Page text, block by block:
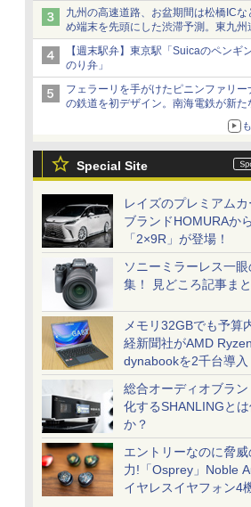
ザイン
九州の高速道路、お盆期間は松橋ICな
め端末を先頭にした渋滞予測。東九州
回は料金調整を実施
【週末駅弁】東京駅「Suicaのペンギ
のり弁」
フェラーリを手がけたピニンファリー
の鉄道を初デザイン。南海電鉄が新た
Special Site
レイズのプレミアムカ
ブランドHOMURAから
「2×9R」が登場！
ソニーミラーレス一
集！ 見どころ記事ま
メモリ32GBでも予算
経新聞社がAMD
dynabookを2千台導入
総合オーディオブラン
化するSHANLINGと
か？
エントリーなのに脅
力!「Osprey」Noble
イヤレスイヤフォン4